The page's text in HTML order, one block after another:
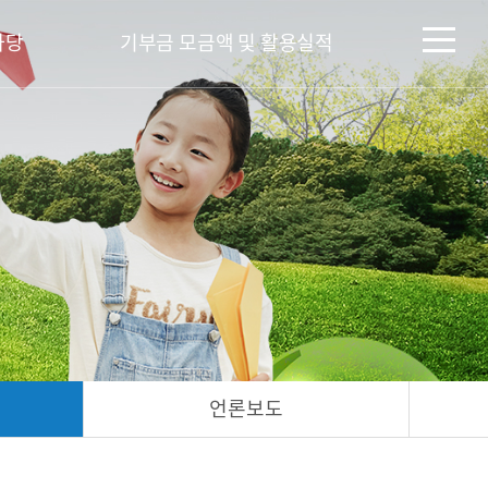
당 기부금 모금액 및 활용실적
언론보도